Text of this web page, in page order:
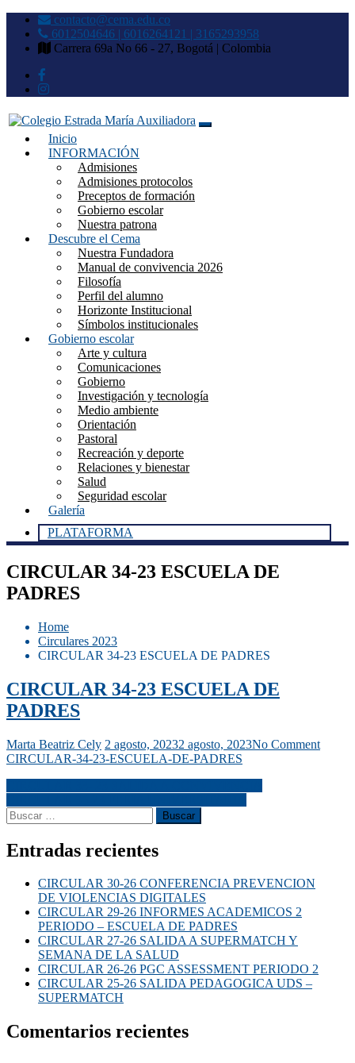
contacto@cema.edu.co
6012504646 | 6016264121 | 3165293958
Carrera 69a No 66 - 27, Bogotá | Colombia
Colegio Estrada María
Auxiliadora
Inicio
INFORMACIÓN
Admisiones
Admisiones protocolos
Preceptos de formación
Gobierno escolar
Nuestra patrona
Descubre el Cema
Nuestra Fundadora
Manual de convivencia 2026
Filosofía
Perfil del alumno
Horizonte Institucional
Símbolos institucionales
Gobierno escolar
Arte y cultura
Comunicaciones
Gobierno
Investigación y tecnología
Medio ambiente
Orientación
Pastoral
Recreación y deporte
Relaciones y bienestar
Salud
Seguridad escolar
Galería
PLATAFORMA
CIRCULAR 34-23 ESCUELA DE
PADRES
Home
Circulares 2023
CIRCULAR 34-23 ESCUELA DE PADRES
CIRCULAR 34-23 ESCUELA DE
PADRES
Marta Beatriz Cely 2 agosto, 20232 agosto, 2023No Comment
CIRCULAR-34-23-ESCUELA-DE-PADRES
Entradas recientes
CIRCULAR 30-26 CONFERENCIA PREVENCION
DE VIOLENCIAS DIGITALES
CIRCULAR 29-26 INFORMES ACADEMICOS 2
PERIODO – ESCUELA DE PADRES
CIRCULAR 27-26 SALIDA A SUPERMATCH Y
SEMANA DE LA SALUD
CIRCULAR 26-26 PGC ASSESSMENT PERIODO 2
CIRCULAR 25-26 SALIDA PEDAGOGICA UDS –
SUPERMATCH
Comentarios recientes